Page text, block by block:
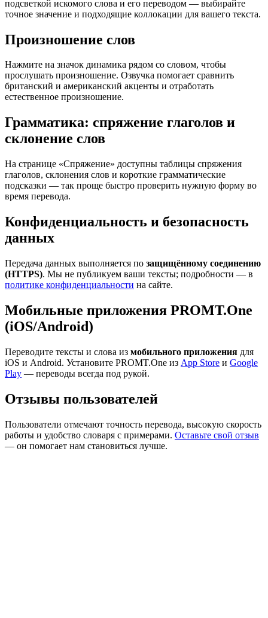
подсветкой искомого слова и его переводом — выбирайте
точное значение и подходящие коллокации для вашего текста.
Произношение слов
Нажмите на значок динамика рядом со словом, чтобы
прослушать произношение. Озвучка помогает сравнить
британский и американский акценты и отработать
естественное произношение.
Грамматика: спряжение глаголов и
склонение слов
На странице «Спряжение» доступны таблицы спряжения
глаголов, склонения слов и короткие грамматические
подсказки — так проще быстро проверить нужную форму во
время перевода.
Конфиденциальность и безопасность
данных
Передача данных выполняется по защищённому соединению
(HTTPS). Мы не публикуем ваши тексты; подробности — в
политике конфиденциальности на сайте.
Мобильные приложения PROMT.One
(iOS/Android)
Переводите тексты и слова из мобильного приложения для
iOS и Android. Установите PROMT.One из App Store и Google
Play — переводы всегда под рукой.
Отзывы пользователей
Пользователи отмечают точность перевода, высокую скорость
работы и удобство словаря с примерами. Оставьте свой отзыв
— он помогает нам становиться лучше.